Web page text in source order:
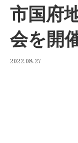
市国府
会を開
2022.08.27